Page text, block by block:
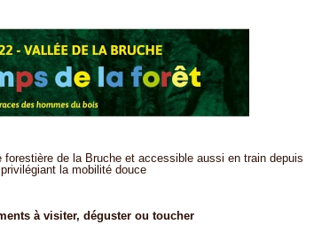
de la Bruche et accessible aussi en train depuis
la mobilité douce
à visiter, déguster ou toucher